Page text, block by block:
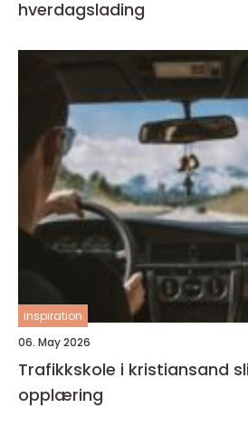
hverdagslading
inspiration
06. May 2026
Trafikkskole i kristiansand slik finner du riktig
opplæring